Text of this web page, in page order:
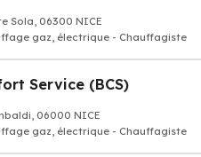
Sola, 06300 NICE
gaz, électrique - Chauffagiste
Service (BCS)
06000 NICE
gaz, électrique - Chauffagiste